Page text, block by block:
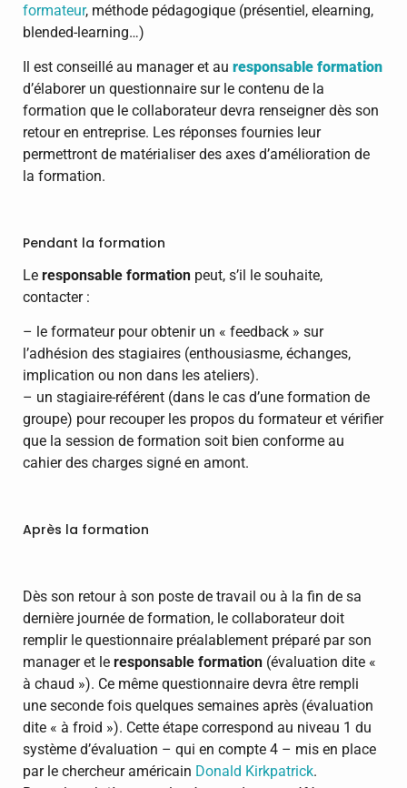
formateur, méthode pédagogique (présentiel, elearning,
blended-learning…)
Il est conseillé au manager et au responsable formation
d’élaborer un questionnaire sur le contenu de la
formation que le collaborateur devra renseigner dès son
retour en entreprise. Les réponses fournies leur
permettront de matérialiser des axes d’amélioration de
la formation.
Pendant la formation
Le responsable formation peut, s’il le souhaite,
contacter :
– le formateur pour obtenir un « feedback » sur
l’adhésion des stagiaires (enthousiasme, échanges,
implication ou non dans les ateliers).
– un stagiaire-référent (dans le cas d’une formation de
groupe) pour recouper les propos du formateur et vérifier
que la session de formation soit bien conforme au
cahier des charges signé en amont.
Après la formation
Dès son retour à son poste de travail ou à la fin de sa
dernière journée de formation, le collaborateur doit
remplir le questionnaire préalablement préparé par son
manager et le responsable formation (évaluation dite «
à chaud »). Ce même questionnaire devra être rempli
une seconde fois quelques semaines après (évaluation
dite « à froid »). Cette étape correspond au niveau 1 du
système d’évaluation – qui en compte 4 – mis en place
par le chercheur américain Donald Kirkpatrick.